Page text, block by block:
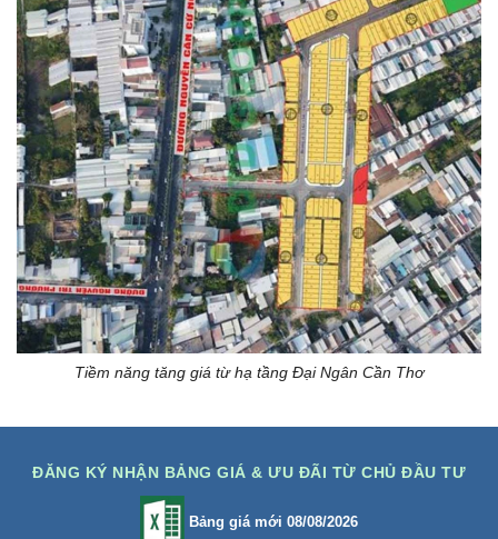
Tiềm năng tăng giá từ hạ tầng Đại Ngân Cần Thơ
ĐĂNG KÝ NHẬN BẢNG GIÁ & ƯU ĐÃI TỪ CHỦ ĐẦU TƯ
Bảng giá mới 08/08/2026